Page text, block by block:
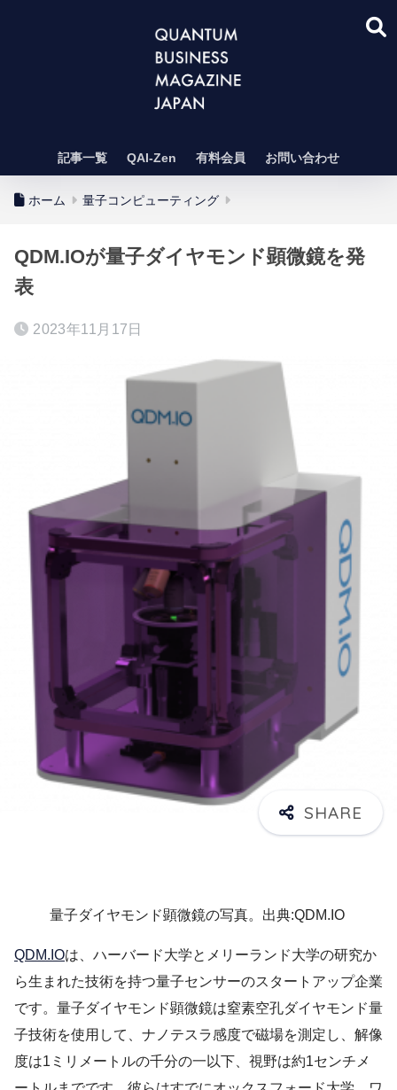
記事一覧 QAI-Zen 有料会員 お問い合わせ
ホーム 量子コンピューティング
QDM.IOが量子ダイヤモンド顕微鏡を発
表
2023年11月17日
量子ダイヤモンド顕微鏡の写真。出典:QDM.IO
QDM.IOは、ハーバード大学とメリーランド大学の研究か
ら生まれた技術を持つ量子センサーのスタートアップ企業
です。量子ダイヤモンド顕微鏡は窒素空孔ダイヤモンド量
子技術を使用して、ナノテスラ感度で磁場を測定し、解像
度は1ミリメートルの千分の一以下、視野は約1センチメ